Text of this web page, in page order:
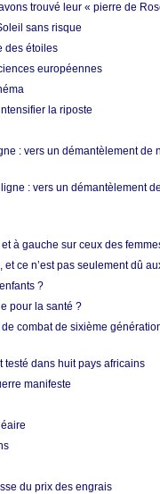
trouvé leur « pierre de
sans risque
des étoiles
européennes
la riposte
: vers un démantèlement de
: vers un démantèlement
à gauche sur ceux des
ce n’est pas seulement dû
?
pour la santé ?
combat de sixième
testé dans huit pays africains
manifeste
du prix des engrais